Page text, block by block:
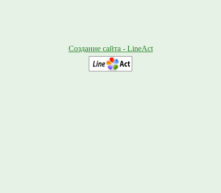
Создание сайта - LineAct